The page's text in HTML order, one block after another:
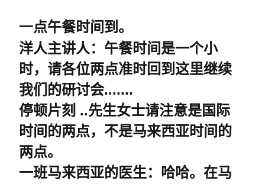
一点午餐时间到。
洋人主讲人：午餐时间是一个小
时，请各位两点准时回到这里继续
我们的研讨会.......
停顿片刻 ..先生女士请注意是国际
时间的两点，不是马来西亚时间 的
两点。
一班马来西亚的医生：哈哈。在马